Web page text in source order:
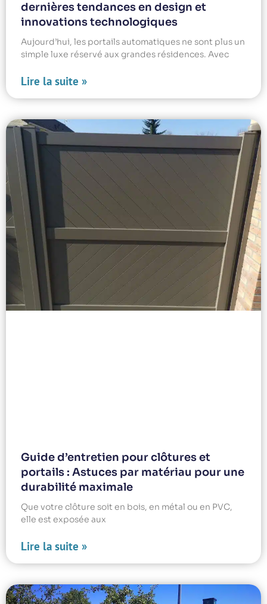
dernières tendances en design et
innovations technologiques
Aujourd’hui, les portails automatiques ne sont plus un
simple luxe réservé aux grandes résidences. Avec
Lire la suite »
Guide d’entretien pour clôtures et
portails : Astuces par matériau pour une
durabilité maximale
Que votre clôture soit en bois, en métal ou en PVC,
elle est exposée aux
Lire la suite »